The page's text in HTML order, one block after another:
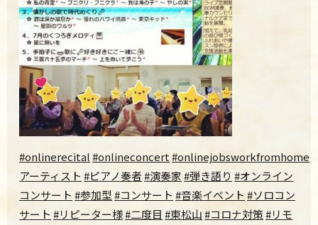
#onlinerecital#onlineconcert#onlinejobsworkfromhome
アーティスト #ピアノ奏者#演奏家#弾き語り #オンライン
コンサート #参加型 #コンサート #音楽イベント #ソロコン
サート #リピーター様#二度目 #東松山#コロナ対策#リモ